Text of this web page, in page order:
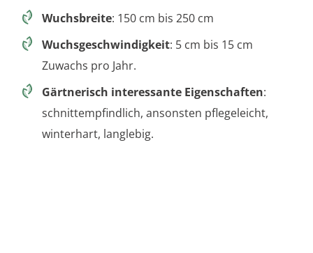
Wuchsbreite: 150 cm bis 250 cm
Wuchsgeschwindigkeit: 5 cm bis 15 cm
Zuwachs pro Jahr.
Gärtnerisch interessante Eigenschaften:
schnittempfindlich, ansonsten pflegeleicht,
winterhart, langlebig.